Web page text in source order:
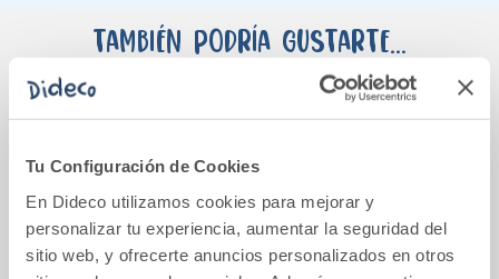
Tu Configuración de Cookies
En Dideco utilizamos cookies para mejorar y
personalizar tu experiencia, aumentar la seguridad del
sitio web, y ofrecerte anuncios personalizados en otros
También podría gustarte...